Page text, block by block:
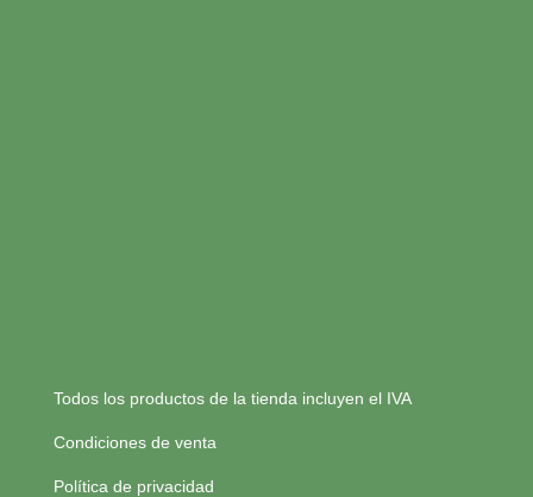
Todos los productos de la tienda incluyen el IVA
Condiciones de venta
Política de privacidad